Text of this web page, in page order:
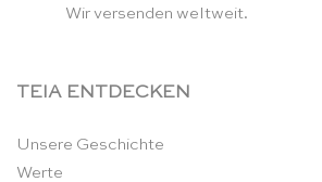
Wir versenden weltweit.
TEIA ENTDECKEN
Unsere Geschichte
Werte